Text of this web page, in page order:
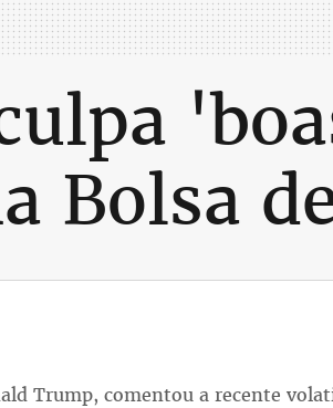
Bolsa
Trump, comentou a recente